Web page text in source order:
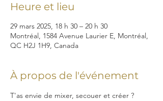
Heure et lieu
29 mars 2025, 18 h 30 – 20 h 30
Montréal, 1584 Avenue Laurier E, Montréal,
QC H2J 1H9, Canada
À propos de l'événement
T'as envie de mixer, secouer et créer ?